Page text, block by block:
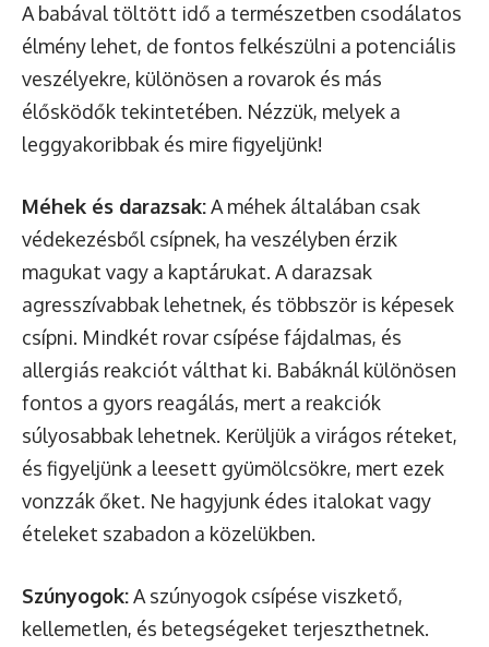
A babával töltött idő a természetben csodálatos
élmény lehet, de fontos felkészülni a potenciális
veszélyekre, különösen a rovarok és más
élősködők tekintetében. Nézzük, melyek a
leggyakoribbak és mire figyeljünk!
Méhek és darazsak:A méhek általában csak
védekezésből csípnek, ha veszélyben érzik
magukat vagy a kaptárukat. A darazsak
agresszívabbak lehetnek, és többször is képesek
csípni. Mindkét rovar csípése fájdalmas, és
allergiás reakciót válthat ki. Babáknál különösen
fontos a gyors reagálás, mert a reakciók
súlyosabbak lehetnek. Kerüljük a virágos réteket,
és figyeljünk a leesett gyümölcsökre, mert ezek
vonzzák őket. Ne hagyjunk édes italokat vagy
ételeket szabadon a közelükben.
Szúnyogok:A szúnyogok csípése viszkető,
kellemetlen, és betegségeket terjeszthetnek.